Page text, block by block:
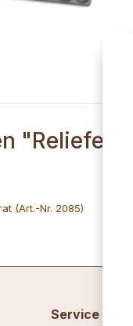
(Art.-Nr. 2085)
Service